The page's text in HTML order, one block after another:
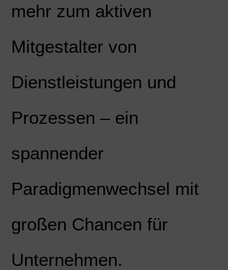
mehr zum aktiven
Mitgestalter von
Dienstleistungen und
Prozessen – ein
spannender
Paradigmenwechsel mit
großen Chancen für
Unternehmen.